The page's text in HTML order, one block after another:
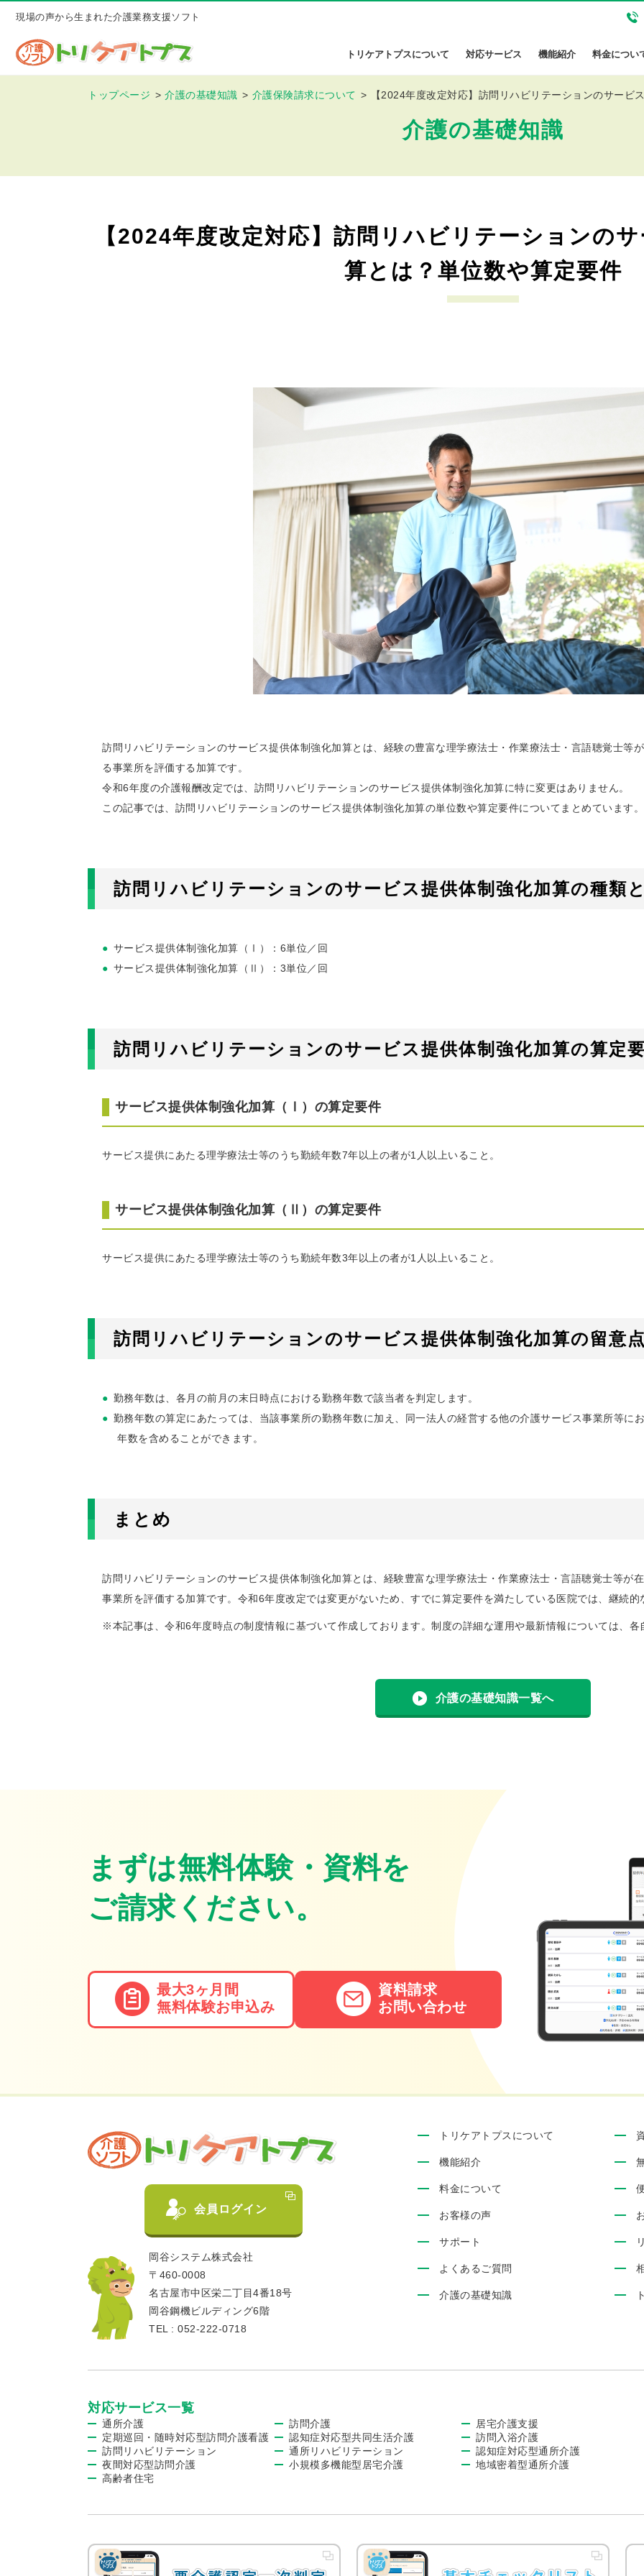
現場の声から生まれた介護業務支援ソフト
トリケアトプスについて 対応サービス 機能紹介 料金につい
トップページ 介護の基礎知識 介護保険請求について 【2024年度改定対応】訪問リハビリテーションのサービ
介護の基礎知識
【2024年度改定対応】訪問リハビリテーションの
算とは？単位数や算定要件
訪問リハビリテーションのサービス提供体制強化加算とは、経験の豊富な理学療法士・作業療法士・言語聴覚士等
る事業所を評価する加算です。
令和6年度の介護報酬改定では、訪問リハビリテーションのサービス提供体制強化加算に特に変更はありません。
この記事では、訪問リハビリテーションのサービス提供体制強化加算の単位数や算定要件についてまとめています。
訪問リハビリテーションのサービス提供体制強化加算の種類
サービス提供体制強化加算（Ⅰ）：6単位／回
サービス提供体制強化加算（Ⅱ）：3単位／回
訪問リハビリテーションのサービス提供体制強化加算の算定
サービス提供体制強化加算（Ⅰ）の算定要件
サービス提供にあたる理学療法士等のうち勤続年数7年以上の者が1人以上いること。
サービス提供体制強化加算（Ⅱ）の算定要件
サービス提供にあたる理学療法士等のうち勤続年数3年以上の者が1人以上いること。
訪問リハビリテーションのサービス提供体制強化加算の留意
勤務年数は、各月の前月の末日時点における勤務年数で該当者を判定します。
勤務年数の算定にあたっては、当該事業所の勤務年数に加え、同一法人の経営する他の介護サービス事業所等に
年数を含めることができます。
まとめ
訪問リハビリテーションのサービス提供体制強化加算とは、経験豊富な理学療法士・作業療法士・言語聴覚士等が
事業所を評価する加算です。令和6年度改定では変更がないため、すでに算定要件を満たしている医院では、継続
※本記事は、令和6年度時点の制度情報に基づいて作成しております。制度の詳細な運用や最新情報については、
介護の基礎知識一覧へ
まずは無料体験・資料を
ご請求ください。
最大3ヶ月間
無料体験お申込み
資料請求
お問い合わせ
会員ログイン
岡谷システム株式会社
〒460-0008
名古屋市中区栄二丁目4番18号
岡谷鋼機ビルディング6階
TEL : 052-222-0718
トリケアトプスについて
機能紹介
料金について
お客様の声
サポート
よくあるご質問
介護の基礎知識
対応サービス一覧
通所介護 訪問介護
居宅介護支援
定期巡回・随時対応型訪問介護看護
認知症対応型共同生活介護
訪問入浴介護
訪問リハビリテーション
通所リハビリテーション
認知症対応型通所介護
夜間対応型訪問介護
小規模多機能型居宅介護
地域密着型通所介護
高齢者住宅